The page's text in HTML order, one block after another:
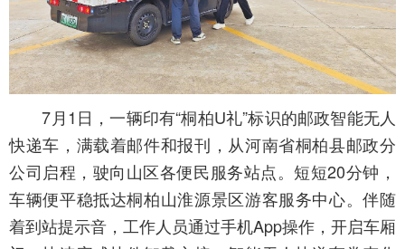
7月1日，一辆印有“桐柏U礼”标识的邮政智能无人
快递车，满载着邮件和报刊，从河南省桐柏县邮政分
公司启程，驶向山区各便民服务站点。短短20分钟，
车辆便平稳抵达桐柏山淮源景区游客服务中心。伴随
着到站提示音，工作人员通过手机App操作，开启车厢